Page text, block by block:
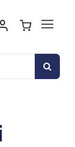
Toggle